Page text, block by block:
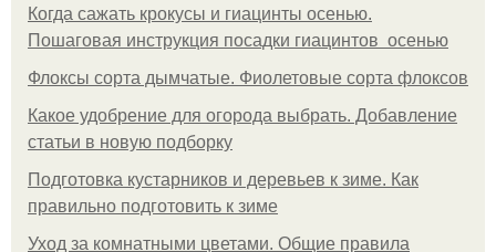
Когда сажать крокусы и гиацинты осенью.
Пошаговая инструкция посадки гиацинтов осенью
Флоксы сорта дымчатые. Фиолетовые сорта флоксов
Какое удобрение для огорода выбрать. Добавление
статьи в новую подборку
Подготовка кустарников и деревьев к зиме. Как
правильно подготовить к зиме
Уход за комнатными цветами. Общие правила